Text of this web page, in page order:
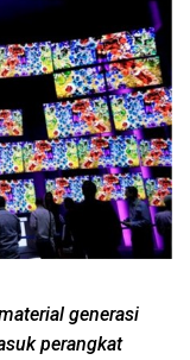
generasi
perangkat